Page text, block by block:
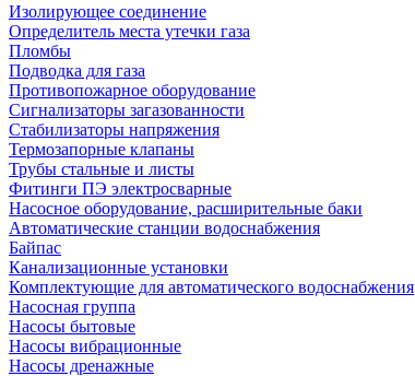
Изолирующее соединение
Определитель места утечки газа
Пломбы
Подводка для газа
Противопожарное оборудование
Сигнализаторы загазованности
Стабилизаторы напряжения
Термозапорные клапаны
Трубы стальные и листы
Фитинги ПЭ электросварные
Насосное оборудование, расширительные баки
Автоматические станции водоснабжения
Байпас
Канализационные установки
Комплектующие для автоматического водоснабжения
Насосная группа
Насосы бытовые
Насосы вибрационные
Насосы дренажные